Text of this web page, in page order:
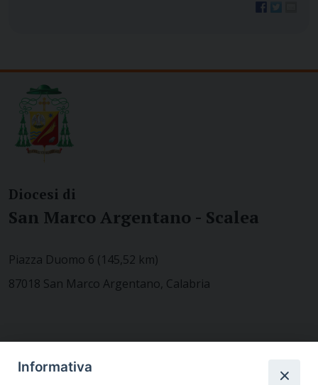
Diocesi di
San Marco Argentano - Scalea
Piazza Duomo 6 (145,52 km)
87018 San Marco Argentano, Calabria
Informativa